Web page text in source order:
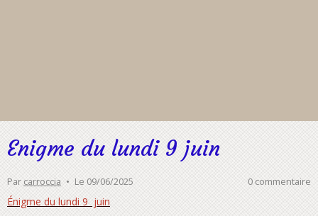
Enigme du lundi 9 juin
Parcarroccia Le 09/06/2025 0 commentaire
Énigme du lundi 9 juin